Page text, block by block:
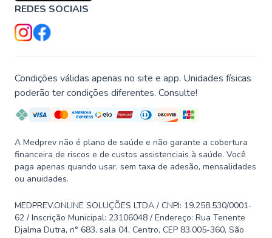
REDES SOCIAIS
Condições válidas apenas no site e app. Unidades físicas
poderão ter condições diferentes. Consulte!
A Medprev não é plano de saúde e não garante a cobertura
financeira de riscos e de custos assistenciais à saúde. Você
paga apenas quando usar, sem taxa de adesão, mensalidades
ou anuidades.
MEDPREV.ONLINE SOLUÇÕES LTDA / CNPJ: 19.258.530/0001-
62 / Inscrição Municipal: 23106048 / Endereço: Rua Tenente
Djalma Dutra, n° 683, sala 04, Centro, CEP 83.005-360, São